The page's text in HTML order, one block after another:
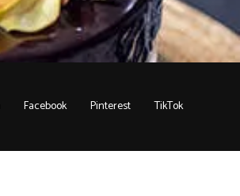
Facebook Pinterest TikTok